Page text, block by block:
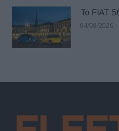
Το FIAT
04/08/2026